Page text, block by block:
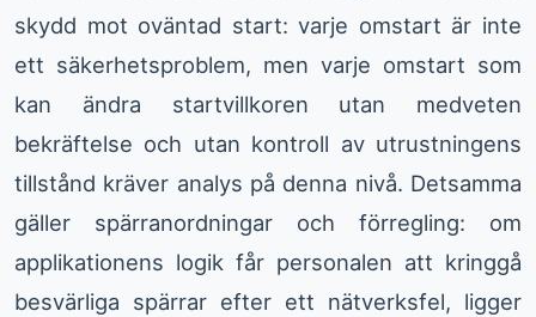
skydd mot oväntad start: varje omstart är inte
ett säkerhetsproblem, men varje omstart som
kan ändra startvillkoren utan medveten
bekräftelse och utan kontroll av utrustningens
tillstånd kräver analys på denna nivå. Detsamma
gäller spärranordningar och förregling: om
applikationens logik får personalen att kringgå
besvärliga spärrar efter ett nätverksfel, ligger